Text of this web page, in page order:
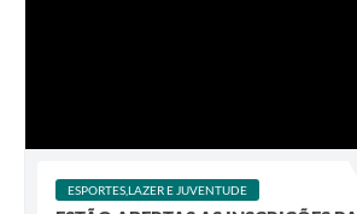
ESPORTES,LAZER E JUVENTUDE